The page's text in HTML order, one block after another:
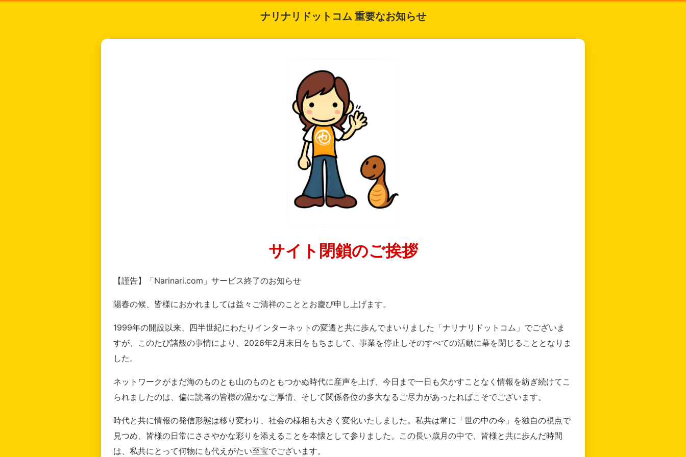
ナリナリドットコム 重要なお知らせ
サイト閉鎖のご挨拶
【謹告】「Narinari.com」サービス終了のお知らせ
陽春の候、皆様におかれましては益々ご清祥のこととお慶び申し上げます。
1999年の開設以来、四半世紀にわたりインターネットの変遷と共に歩んでまいりました「ナリナリドットコム」でございま
すが、このたび諸般の事情により、2026年2月末日をもちまして、事業を停止しそのすべての活動に幕を閉じることとなりま
した。
ネットワークがまだ海のものとも山のものともつかぬ時代に産声を上げ、今日まで一日も欠かすことなく情報を紡ぎ続けてこ
られましたのは、偏に読者の皆様の温かなご厚情、そして関係各位の多大なるご尽力があったればこそでございます。
時代と共に情報の発信形態は移り変わり、社会の様相も大きく変化いたしました。私共は常に「世の中の今」を独自の視点で
見つめ、皆様の日常にささやかな彩りを添えることを本懐として参りました。この長い歳月の中で、皆様と共に歩んだ時間
は、私共にとって何物にも代えがたい至宝でございます。